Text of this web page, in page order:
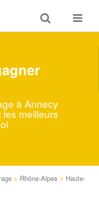
Toggle
search
Toggle
à Annecy
les meilleurs
> Rhône-Alpes > Haute-